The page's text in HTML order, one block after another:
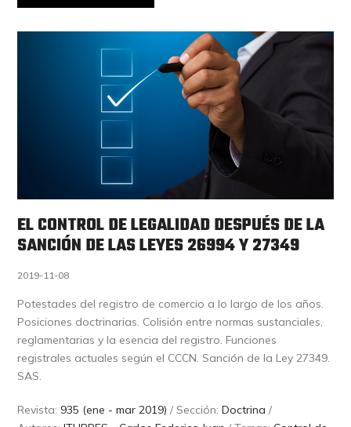
EL CONTROL DE LEGALIDAD DESPUÉS DE LA
SANCIÓN DE LAS LEYES 26994 Y 27349
2019-11-08
Potestades del registro de comercio a lo largo de los años.
Posiciones doctrinarias. Colisión entre normas sustanciales,
reglamentarias y la esencia del registro. Funciones
registrales actuales según el CCCN. Sanción de la Ley 27349.
SAS.
Revista: 935 (ene - mar 2019) / Sección:Doctrina /